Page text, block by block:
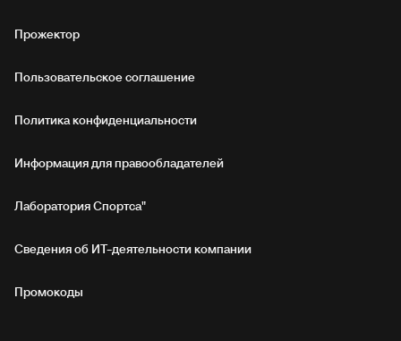
Прожектор
Пользовательское соглашение
Политика конфиденциальности
Информация для правообладателей
Лаборатория Спортса"
Сведения об ИТ‑деятельности компании
Промокоды